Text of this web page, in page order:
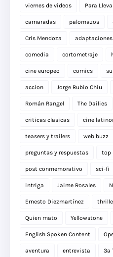
viernes de videos Para
camaradas palomazos
Cris Mendoza adaptaciones
comedia cortometraje
cine europeo comics
accion Jorge Rubio Chiu
Román Rangel The Dailies
criticas clasicas cine
teasers y trailers web buzz
preguntas y respuestas top
post conmemorativo sci-fi
intriga Jaime Rosales
Ernesto Diezmartínez
Quien mato Yellowstone
English Spoken Content
aventura entrevista 3a